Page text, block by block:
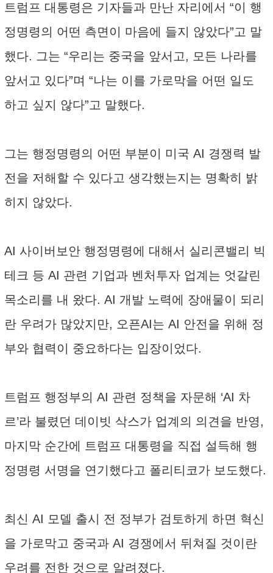
트럼프 대통령은 기자들과 만난 자리에서 “이 행
정명령의 어떤 측면이 마음에 들지 않았다”고 말
했다. 그는 “우리는 중국을 앞서고, 모든 나라를
앞서고 있다”며 “나는 이를 가로막을 어떤 일도
하고 싶지 않다”고 말했다.
그는 행정명령의 어떤 부분이 미국 AI 경쟁력 발
전을 저해할 수 있다고 생각했는지는 명확히 밝
히지 않았다.
AI 사이버보안 행정명령에 대해서 실리콘밸리 빅
테크 등 AI 관련 기업과 벤처투자 업계는 엇갈린
목소리를 내 왔다. AI 개발 노력에 장애물이 되리
란 우려가 많았지만, 오픈AI는 AI 안전을 위해 정
부와 협력이 중요하다는 입장이었다.
트럼프 행정부의 AI 관련 정책을 자문해 ‘AI 차
르’라 불렸던 데이빗 삭스가 업계의 의견을 반영,
마지막 순간에 트럼프 대통령을 직접 설득해 행
정명령 서명을 연기했다고 폴리티코가 보도했다.
최신 AI 모델 출시 전 정부가 검토하게 하면 혁신
을 가로막고 중국과 AI 경쟁에서 뒤쳐질 것이란
우려를 전한 것으로 알려졌다.